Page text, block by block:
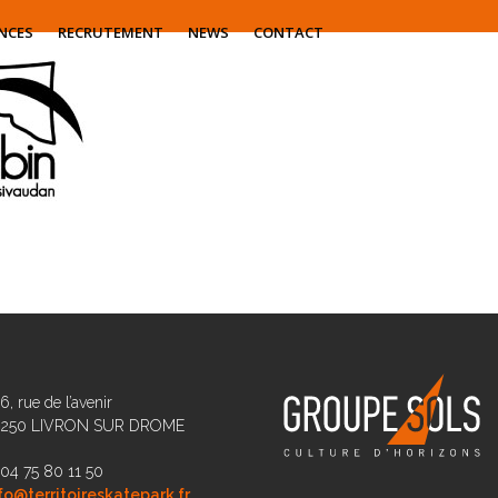
RECRUTEMENT NEWS CONTACT
rue de l’avenir
LIVRON SUR DROME
75 80 11 50